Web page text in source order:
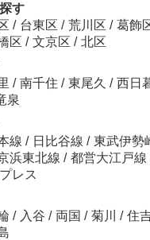
す
/ 台東区 / 荒川区 / 葛飾
区 / 文京区 / 北区
/ 南千住 / 東尾久 / 西日
泉
線 / 日比谷線 / 東武伊勢
浜東北線 / 都営大江戸線
レス
/ 入谷 / 両国 / 菊川 / 住